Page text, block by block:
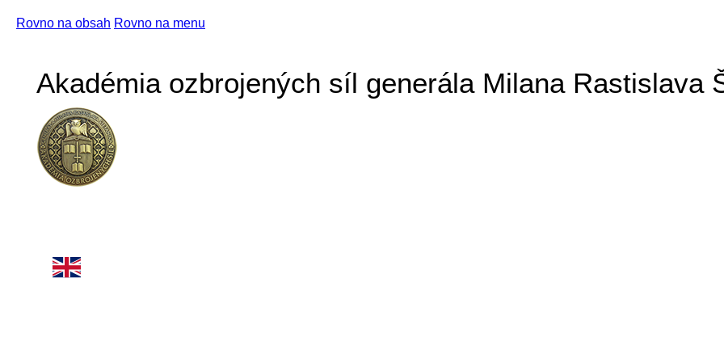
Rovno na obsah Rovno na menu
Akadémia ozbrojených síl generála Milana Rastislava